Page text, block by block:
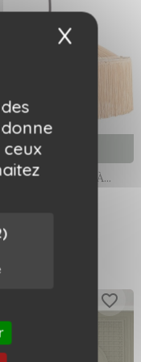
X
Parasol À...
Ajouter au panier
favorite_border